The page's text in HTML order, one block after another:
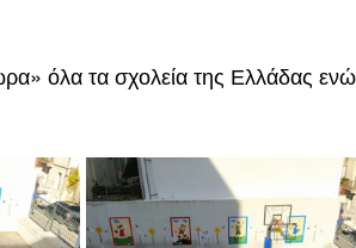
όλα τα σχολεία της Ελλάδας